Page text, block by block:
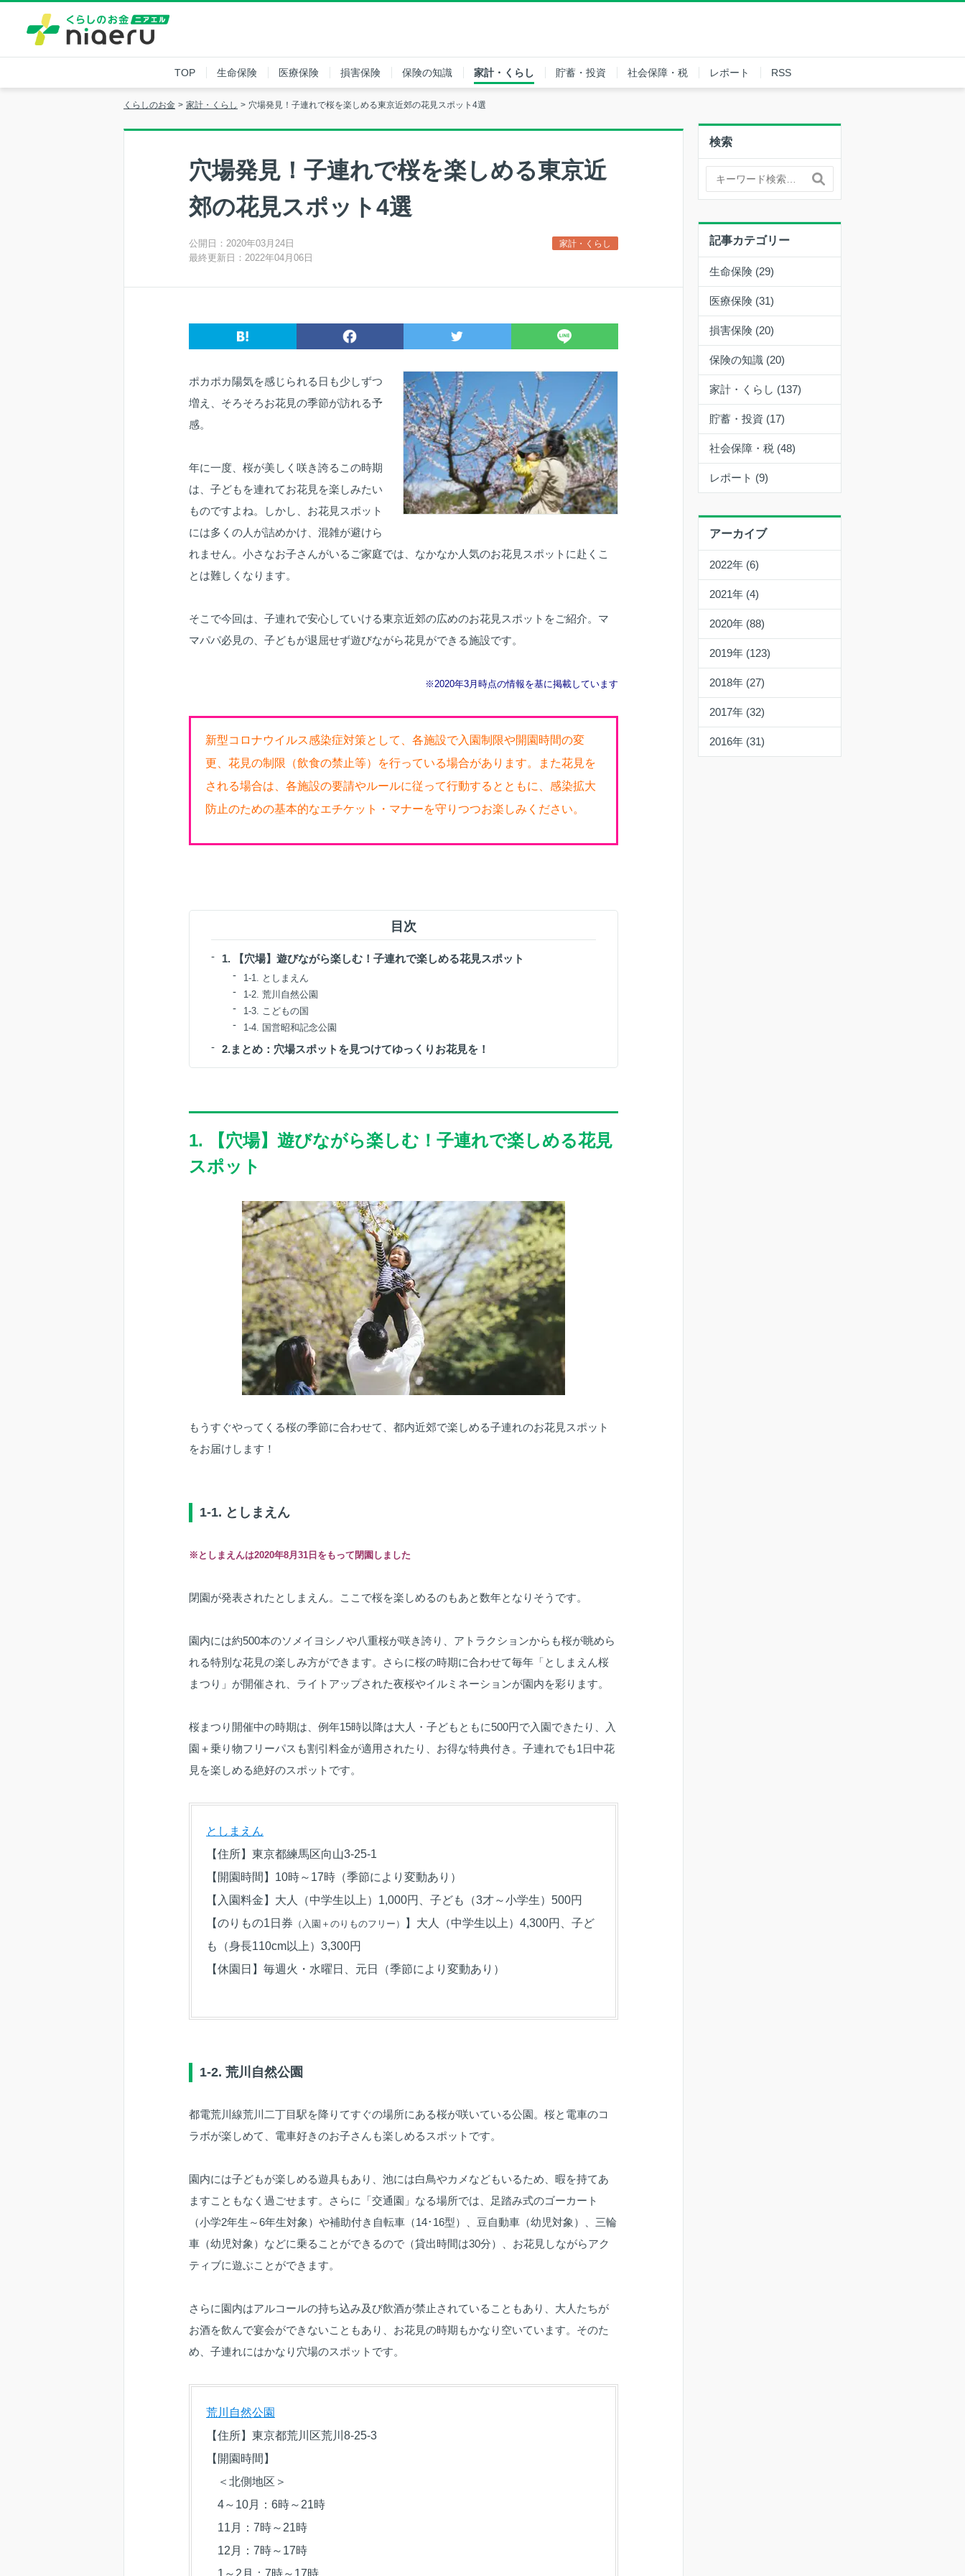
TOP 生命保険 医療保険 損害保険 保険の知識 家計・くらし 貯蓄・投資 社会保障・税 レポート RSS
くらしのお金 家計・くらし 穴場発見！子連れで桜を楽しめる東京近郊の花見スポット4選
穴場発見！子連れで桜を楽しめる東京近
郊の花見スポット4選
公開日：2020年03月24日
最終更新日：2022年04月06日
家計・くらし
ポカポカ陽気を感じられる日も少しずつ
増え、そろそろお花見の季節が訪れる予
感。
年に一度、桜が美しく咲き誇るこの時期
は、子どもを連れてお花見を楽しみたい
ものですよね。しかし、お花見スポット
には多くの人が詰めかけ、混雑が避けら
れません。小さなお子さんがいるご家庭では、なかなか人気のお花見スポットに赴くこ
とは難しくなります。
そこで今回は、子連れで安心していける東京近郊の広めのお花見スポットをご紹介。マ
マパパ必見の、子どもが退屈せず遊びながら花見ができる施設です。
※2020年3月時点の情報を基に掲載しています
新型コロナウイルス感染症対策として、各施設で入園制限や開園時間の変
更、花見の制限（飲食の禁止等）を行っている場合があります。また花見を
される場合は、各施設の要請やルールに従って行動するとともに、感染拡大
防止のための基本的なエチケット・マナーを守りつつお楽しみください。
目次
1. 【穴場】遊びながら楽しむ！子連れで楽しめる花見スポット
1-1. としまえん
1-2. 荒川自然公園
1-3. こどもの国
1-4. 国営昭和記念公園
2.まとめ：穴場スポットを見つけてゆっくりお花見を！
1. 【穴場】遊びながら楽しむ！子連れで楽しめる花見
スポット
もうすぐやってくる桜の季節に合わせて、都内近郊で楽しめる子連れのお花見スポット
をお届けします！
1-1. としまえん
※としまえんは2020年8月31日をもって閉園しました
閉園が発表されたとしまえん。ここで桜を楽しめるのもあと数年となりそうです。
園内には約500本のソメイヨシノや八重桜が咲き誇り、アトラクションからも桜が眺めら
れる特別な花見の楽しみ方ができます。さらに桜の時期に合わせて毎年「としまえん桜
まつり」が開催され、ライトアップされた夜桜やイルミネーションが園内を彩ります。
桜まつり開催中の時期は、例年15時以降は大人・子どもともに500円で入園できたり、入
園＋乗り物フリーパスも割引料金が適用されたり、お得な特典付き。子連れでも1日中花
見を楽しめる絶好のスポットです。
としまえん
【住所】東京都練馬区向山3-25-1
【開園時間】10時～17時（季節により変動あり）
【入園料金】大人（中学生以上）1,000円、子ども（3才～小学生）500円
【のりもの1日券 （入園＋のりものフリー）
】大人（中学生以上）4,300円、子ど
も（身長110cm以上）3,300円
【休園日】毎週火・水曜日、元日（季節により変動あり）
1-2. 荒川自然公園
都電荒川線荒川二丁目駅を降りてすぐの場所にある桜が咲いている公園。桜と電車のコ
ラボが楽しめて、電車好きのお子さんも楽しめるスポットです。
園内には子どもが楽しめる遊具もあり、池には白鳥やカメなどもいるため、暇を持てあ
ますこともなく過ごせます。さらに「交通園」なる場所では、足踏み式のゴーカート
（小学2年生～6年生対象）や補助付き自転車（14･16型）、豆自動車（幼児対象）、三輪
車（幼児対象）などに乗ることができるので（貸出時間は30分）、お花見しながらアク
ティブに遊ぶことができます。
さらに園内はアルコールの持ち込み及び飲酒が禁止されていることもあり、大人たちが
お酒を飲んで宴会ができないこともあり、お花見の時期もかなり空いています。そのた
め、子連れにはかなり穴場のスポットです。
荒川自然公園
【住所】東京都荒川区荒川8-25-3
【開園時間】
＜北側地区＞
4～10月：6時～21時
11月：7時～21時
12月：7時～17時
1～2月：7時～17時
検索
記事カテゴリー
生命保険 (29)
医療保険 (31)
損害保険 (20)
保険の知識 (20)
家計・くらし (137)
貯蓄・投資 (17)
社会保障・税 (48)
レポート (9)
アーカイブ
2022年 (6)
2021年 (4)
2020年 (88)
2019年 (123)
2018年 (27)
2017年 (32)
2016年 (31)